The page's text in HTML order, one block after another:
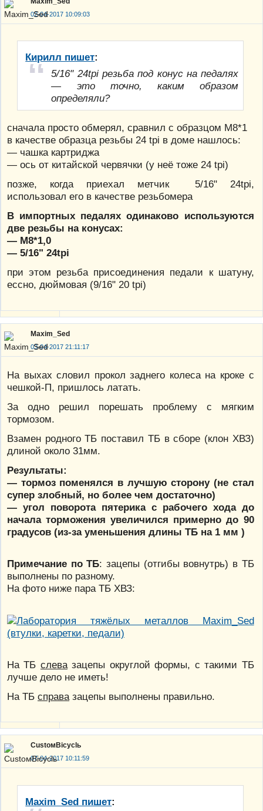
02-04-2017 10:09:03
Кирилл пишет:
5/16" 24tpi резьба под конус на педалях
— это точно, каким образом
определяли?
сначала просто обмерял, сравнил с образцом М8*1
в качестве образца резьбы 24 tpi в доме нашлось:
— чашка картриджа
— ось от китайской червячки (у неё тоже 24 tpi)
позже, когда приехал метчик 5/16" 24tpi,
использовал его в качестве резьбомера
В импортных педалях одинаково используются
две резьбы на конусах:
— М8*1,0
— 5/16" 24tpi
при этом резьба присоединения педали к шатуну,
ессно, дюймовая (9/16" 20 tpi)
Maxim_Sed
03-04-2017 21:11:17
На выхах словил прокол заднего колеса на кроке с
чешкой-П, пришлось латать.
За одно решил порешать проблему с мягким
тормозом.
Взамен родного ТБ поставил ТБ в сборе (клон ХВЗ)
длиной около 31мм.
Результаты:
— тормоз поменялся в лучшую сторону (не стал
супер злобный, но более чем достаточно)
— угол поворота пятерика с рабочего хода до
начала торможения увеличился примерно до 90
градусов (из-за уменьшения длины ТБ на 1 мм )
Примечание по ТБ: зацепы (отгибы вовнутрь) в ТБ
выполнены по разному.
На фото ниже пара ТБ ХВЗ:
На ТБ слевазацепы округлой формы, с такими ТБ
лучше дело не иметь!
На ТБ справа зацепы выполнены правильно.
CustoмBicyclь
07-04-2017 10:11:59
Maxim_Sed пишет: